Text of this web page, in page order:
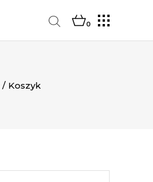
0
/ Koszyk